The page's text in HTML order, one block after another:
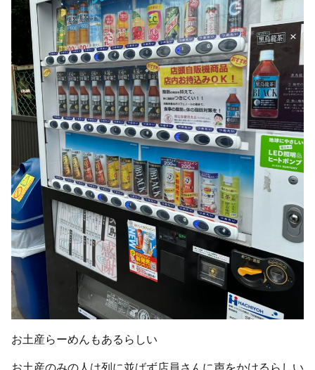
お土産らーめんもあるらしい